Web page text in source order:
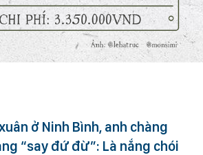
ở Ninh Bình, anh chàng
“say đứ đừ”: Là nắng chói